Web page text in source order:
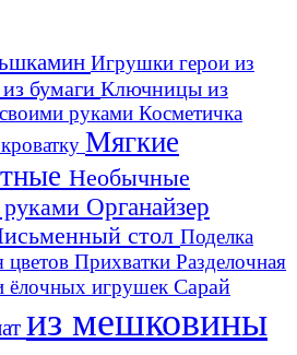
Игрушки герои из
бумаги Ключницы из
руками Косметичка
Мягкие
Необычные
Органайзер
стол Поделка
цветов Прихватки Разделочная
ёлочных игрушекСарай
из мешковины